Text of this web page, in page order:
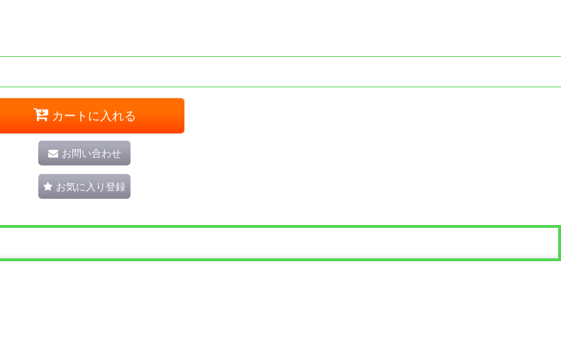
カートに入れる
お問い合わせ
お気に入り登録